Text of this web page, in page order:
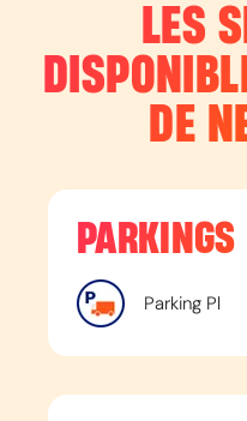
LES
DE
PARKINGS
Parking Pl